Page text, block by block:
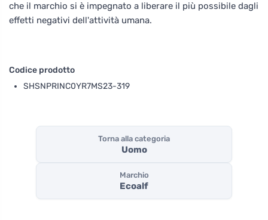
che il marchio si è impegnato a liberare il più possibile dagli
effetti negativi dell'attività umana.
Codice prodotto
SHSNPRINC0YR7MS23-319
Torna alla categoria
Uomo
Marchio
Ecoalf